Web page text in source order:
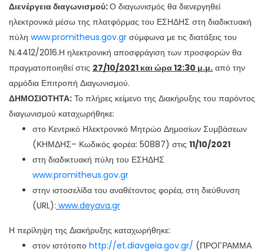
Διενέργεια διαγωνισμού:Ο διαγωνισμός θα διενεργηθεί
ηλεκτρονικά μέσω της πλατφόρμας του ΕΣΗΔΗΣ στη διαδικτυακή
πύλη www.promitheus.gov.gr σύμφωνα με τις διατάξεις του
Ν.4412/2016.Η ηλεκτρονική αποσφράγιση των προσφορών θα
πραγματοποιηθεί στις 27/10/2021 και ώρα 12:30 μ.μ. από την
αρμόδια Επιτροπή Διαγωνισμού.
ΔΗΜΟΣΙΟΤΗΤΑ: Το πλήρες κείμενο της Διακήρυξης του παρόντος
διαγωνισμού καταχωρήθηκε:
στο Κεντρικό Ηλεκτρονικό Μητρώο Δημοσίων Συμβάσεων
(ΚΗΜΔΗΣ– Κωδικός φορέα: 50887) στις 11/10/2021
στη διαδικτυακή πύλη του ΕΣΗΔΗΣ
www.promitheus.gov.gr
στην ιστοσελίδα του αναθέτοντος φορέα, στη διεύθυνση
(URL): www.deyava.gr
Η περίληψη της Διακήρυξης καταχωρήθηκε:
στον ιστότοπο http://et.diavgeia.gov.gr/ (ΠΡΟΓΡΑΜΜΑ